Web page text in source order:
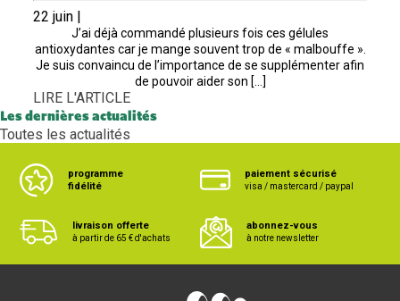
22 juin |
J’ai déjà commandé plusieurs fois ces gélules
antioxydantes car je mange souvent trop de « malbouffe ».
Je suis convaincu de l’importance de se supplémenter afin
de pouvoir aider son […]
LIRE L'ARTICLE
Les dernières actualités
Toutes les actualités
programme
fidélité
paiement sécurisé
visa / mastercard / paypal
livraison offerte
à partir de 65 € d'achats
abonnez-vous
à notre newsletter